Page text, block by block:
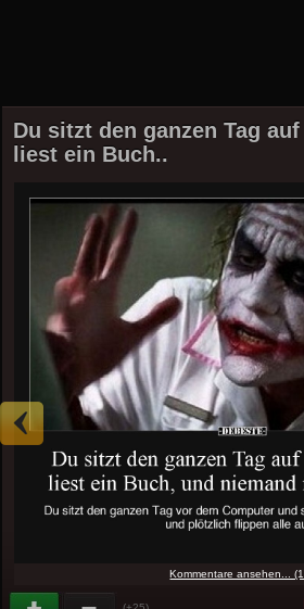
Du sitzt den ganzen Tag
liest ein Buch..
Kommentare ansehen...